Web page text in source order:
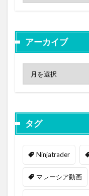
アーカイブ
タグ
Ninjatrader
マレーシア動画